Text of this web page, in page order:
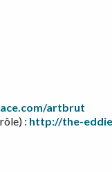
artbrut
: http://the-